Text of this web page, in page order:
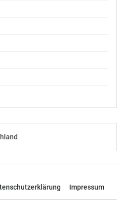
Impressum